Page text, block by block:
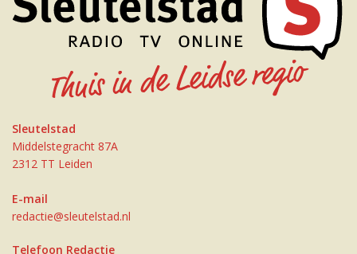
Sleutelstad
Middelstegracht 87A
2312 TT Leiden
E-mail
redactie@sleutelstad.nl
Telefoon Redactie